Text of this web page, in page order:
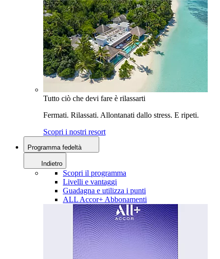
Tutto ciò che devi fare è rilassarti
Fermati. Rilassati. Allontanati dallo stress. E ripeti.
Scopri i nostri resort
Programma fedeltà
Indietro
Scopri il programma
Livelli e vantaggi
Guadagna e utilizza i punti
ALL Accor+ Abbonamenti